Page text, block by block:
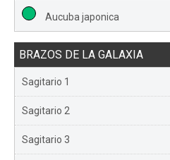
Aucuba japonica
BRAZOS DE LA GALAXIA
Sagitario 1
Sagitario 2
Sagitario 3